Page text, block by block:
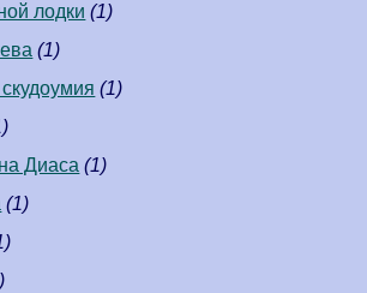
лодки (1)
(1)
(1)
Диаса (1)
(1)